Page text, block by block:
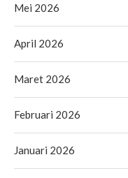
Mei 2026
April 2026
Maret 2026
Februari 2026
Januari 2026